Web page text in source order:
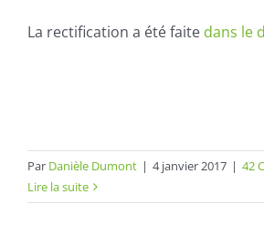
La rectification a été faite dans le
Par Danièle Dumont | 4 janvier 2017 | 42
Lire la suite